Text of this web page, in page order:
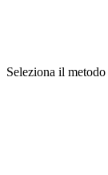
Seleziona il